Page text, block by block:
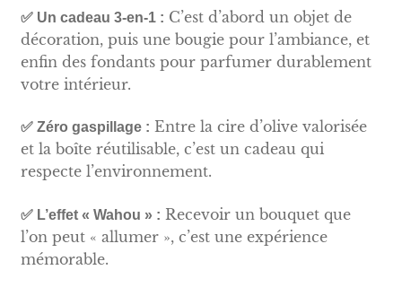
✅ Un cadeau 3-en-1 : C’est d’abord un objet de
décoration, puis une bougie pour l’ambiance, et
enfin des fondants pour parfumer durablement
votre intérieur.
✅ Zéro gaspillage : Entre la cire d’olive valorisée
et la boîte réutilisable, c’est un cadeau qui
respecte l’environnement.
✅ L’effet « Wahou » : Recevoir un bouquet que
l’on peut « allumer », c’est une expérience
mémorable.